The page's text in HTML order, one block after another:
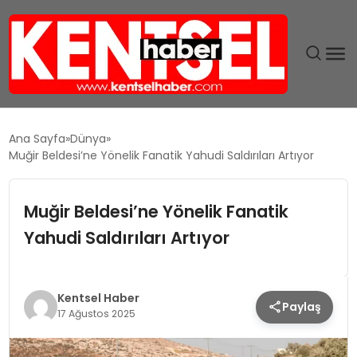
EKONOMI
TEKNOLOJI
MAGAZIN
Ana Sayfa Dünya
Muğir Beldesi’ne Yönelik Fanatik Yahudi Saldırıları Artıyor
Muğir Beldesi’ne Yönelik Fanatik
Yahudi Saldırıları Artıyor
Kentsel Haber
17 Ağustos 2025 Paylaş